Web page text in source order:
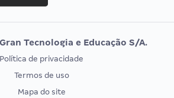
Vunesp
EXAME DE ORDEM
Tecnologia e Educação S/A.
Política de privacidade
Termos de uso
Mapa do site